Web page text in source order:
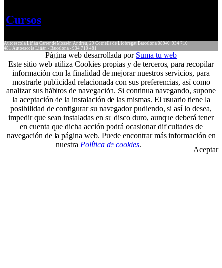
Cursos
Autoescola Liñán Carrer de Mossèn Andreu, 29 Cornellà de Llobregat Barcelona 08940 934 710
481 Autoescola Liñán - Barcelona - 934 710 481
Página web desarrollada por Suma tu web
Este sitio web utiliza Cookies propias y de terceros, para recopilar
información con la finalidad de mejorar nuestros servicios, para
mostrarle publicidad relacionada con sus preferencias, así como
analizar sus hábitos de navegación. Si continua navegando, supone
la aceptación de la instalación de las mismas. El usuario tiene la
posibilidad de configurar su navegador pudiendo, si así lo desea,
impedir que sean instaladas en su disco duro, aunque deberá tener
en cuenta que dicha acción podrá ocasionar dificultades de
navegación de la página web. Puede encontrar más información en
nuestra Política de cookies.
Aceptar